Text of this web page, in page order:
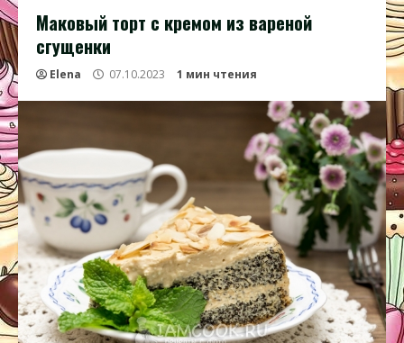
Маковый торт с кремом из вареной
сгущенки
Elena 07.10.2023 1 мин чтения